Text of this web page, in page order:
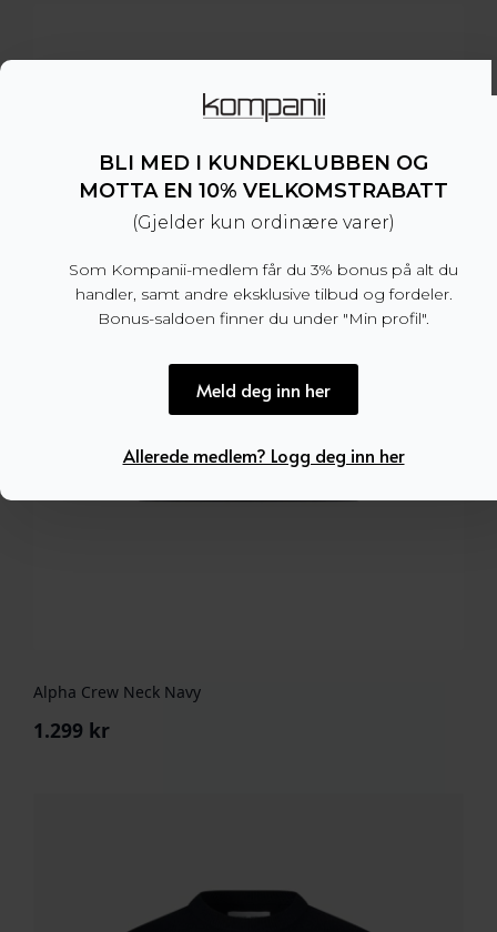
Alpha Crew Neck Navy
1.299 kr
BLI MED I KUNDEKLUBBEN OG
MOTTA EN 10% VELKOMSTRABATT
(Gjelder kun ordinære varer)
Som Kompanii-medlem får du 3% bonus på alt du
handler, samt andre eksklusive tilbud og fordeler.
Bonus-saldoen finner du under "Min profil".
Meld deg inn her
Allerede medlem? Logg deg inn her